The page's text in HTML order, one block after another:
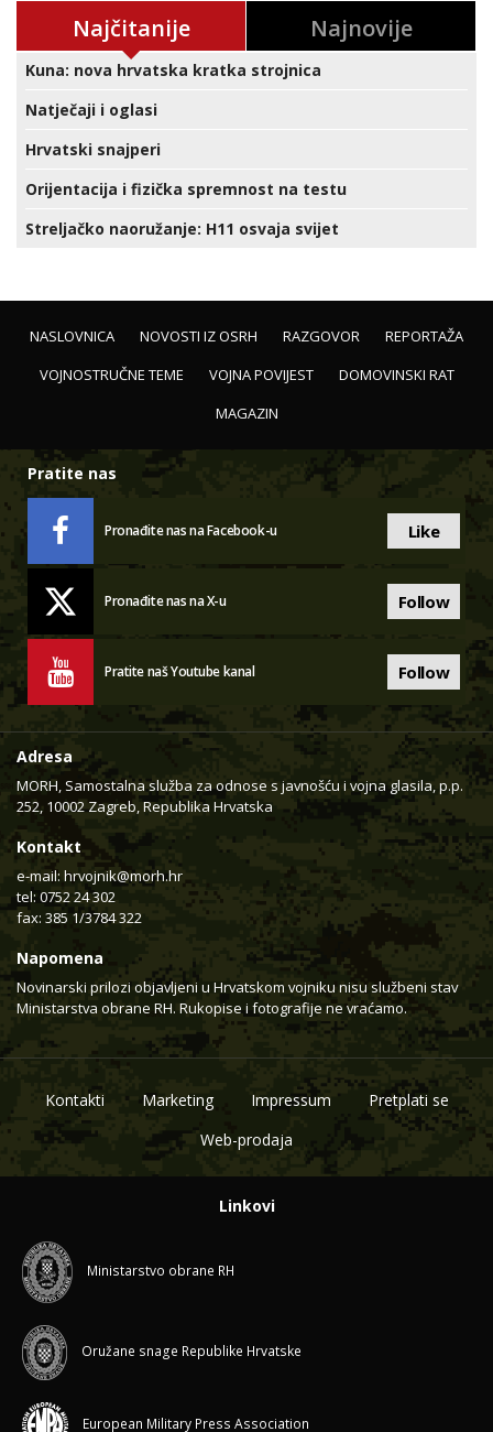
Najčitanije Najnovije
Kuna: nova hrvatska kratka strojnica
Natječaji i oglasi
Hrvatski snajperi
Orijentacija i fizička spremnost na testu
Streljačko naoružanje: H11 osvaja svijet
NASLOVNICA NOVOSTI IZ OSRH RAZGOVOR
REPORTAŽA
VOJNOSTRUČNE TEME
VOJNA POVIJEST
DOMOVINSKI RAT
MAGAZIN
Pratite nas
Pronađite nas na Facebook-u Like
Pronađite nas na X-u Follow
Pratite naš Youtube kanal Follow
Adresa
MORH, Samostalna služba za odnose s javnošću i vojna glasila, p.p.
252, 10002 Zagreb, Republika Hrvatska
Kontakt
e-mail: hrvojnik@morh.hr
tel: 0752 24 302
fax: 385 1/3784 322
Napomena
Novinarski prilozi objavljeni u Hrvatskom vojniku nisu službeni stav
Ministarstva obrane RH. Rukopise i fotografije ne vraćamo.
Kontakti Marketing Impressum
Pretplati se
Web-prodaja
Linkovi
Ministarstvo obrane RH
Oružane snage Republike Hrvatske
European Military Press Association